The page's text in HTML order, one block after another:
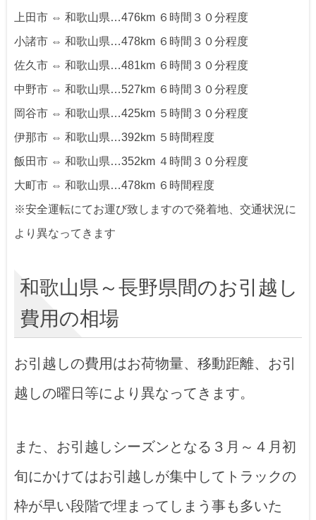
上田市 ⇔ 和歌山県…476km ６時間３０分程度
小諸市 ⇔ 和歌山県…478km ６時間３０分程度
佐久市 ⇔ 和歌山県…481km ６時間３０分程度
中野市 ⇔ 和歌山県…527km ６時間３０分程度
岡谷市 ⇔ 和歌山県…425km ５時間３０分程度
伊那市 ⇔ 和歌山県…392km ５時間程度
飯田市 ⇔ 和歌山県…352km ４時間３０分程度
大町市 ⇔ 和歌山県…478km ６時間程度
※安全運転にてお運び致しますので発着地、交通状況に
より異なってきます
和歌山県～長野県間のお引越し
費用の相場
お引越しの費用はお荷物量、移動距離、お引
越しの曜日等により異なってきます。
また、お引越しシーズンとなる３月～４月初
旬にかけてはお引越しが集中してトラックの
枠が早い段階で埋まってしまう事も多いた